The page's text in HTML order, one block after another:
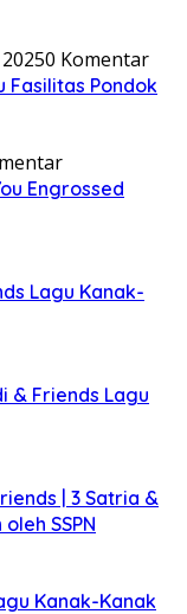
0 Komentar
Fasilitas Pondok
Engrossed
Lagu Kanak-
& Friends Lagu
| 3 Satria &
SSPN
Kanak-Kanak